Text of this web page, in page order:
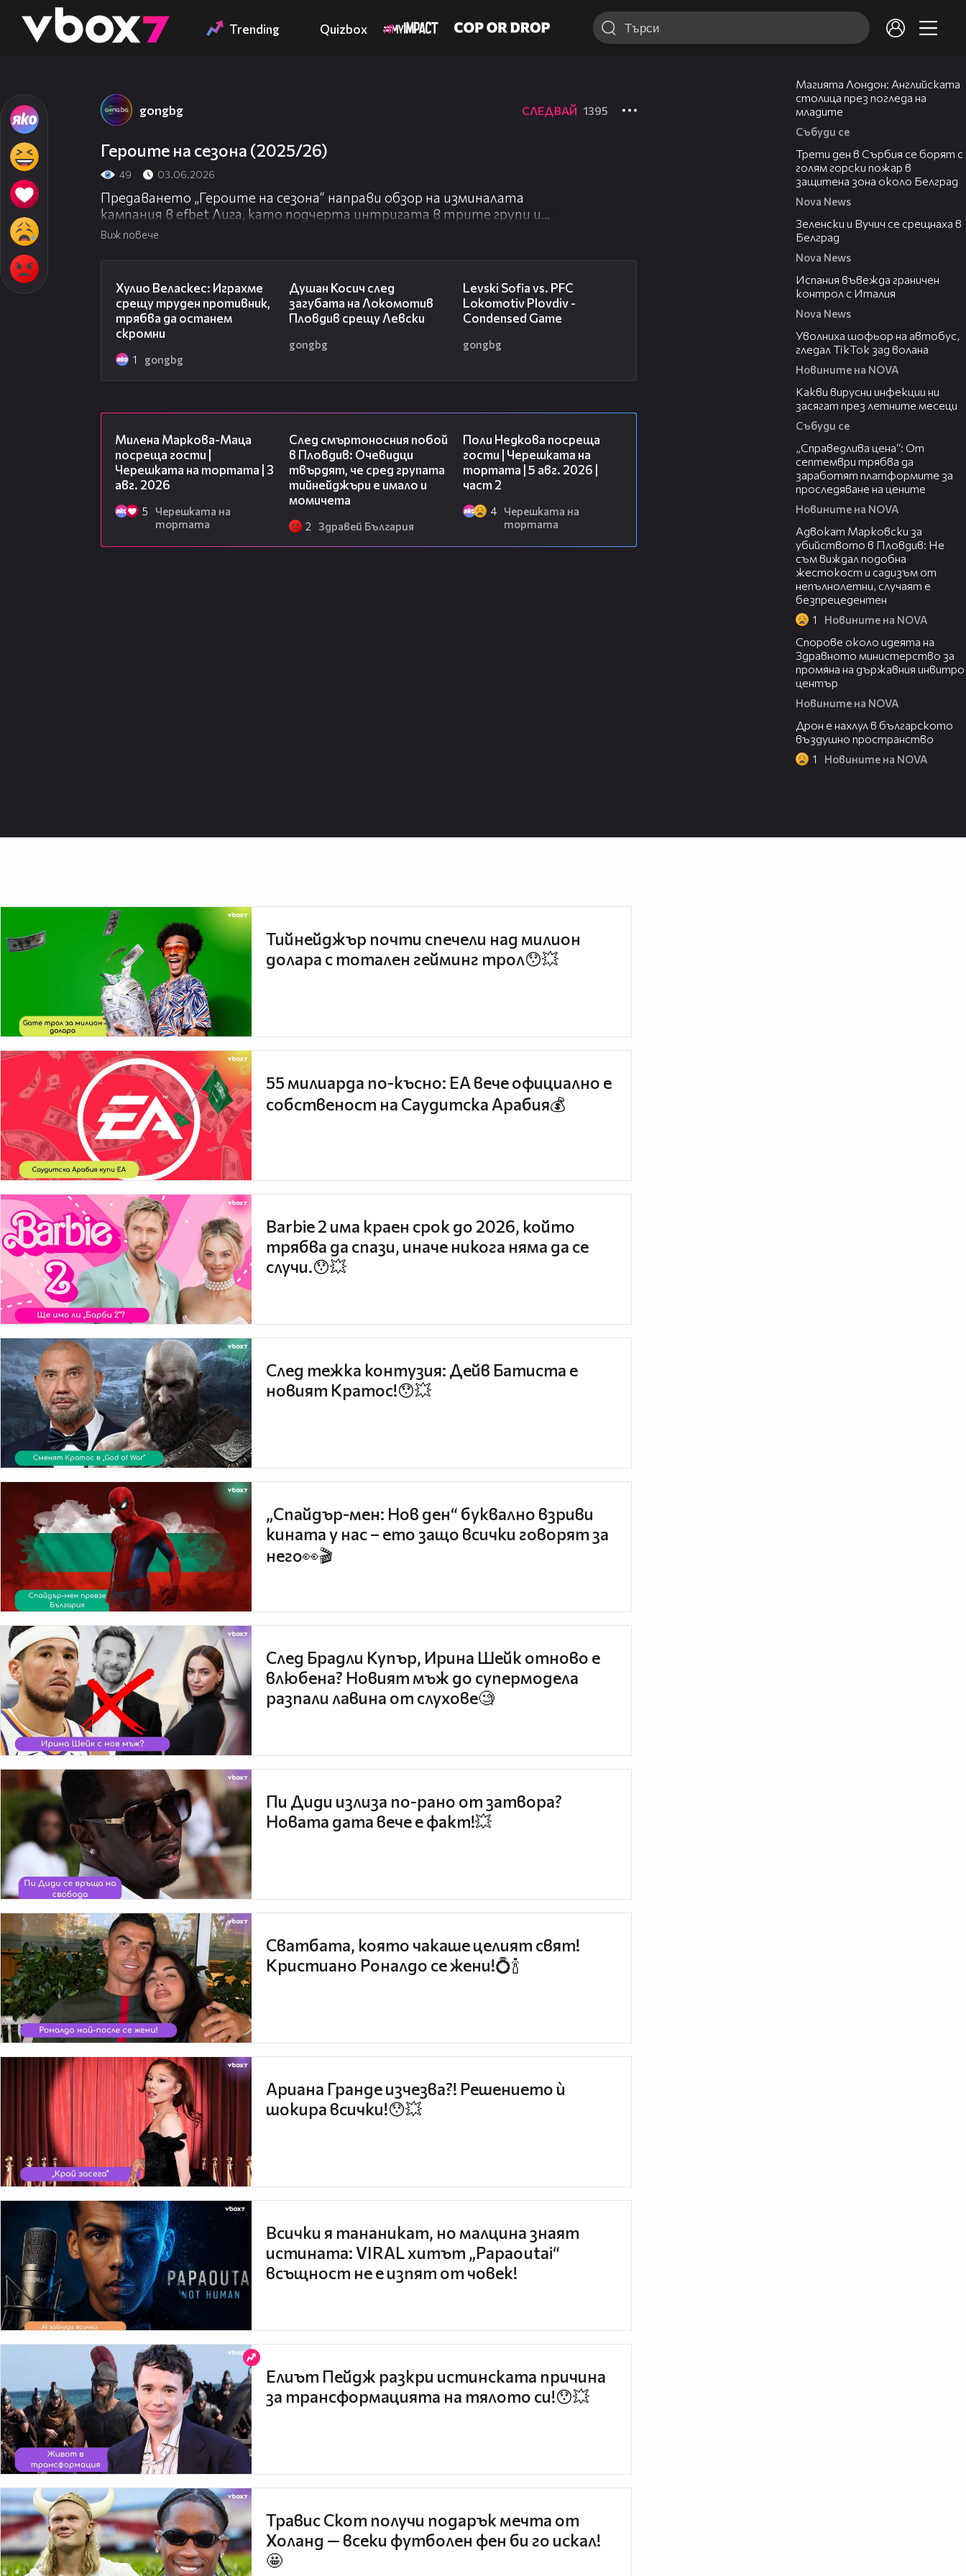
👾 Trending Quizbox
gongbg СЛЕДВАЙ 1395
Героите на сезона (2025/26)
49 03.06.2026
Предаването „Героите на сезона“ направи обзор на изминалата
кампания в efbet Лига, като подчерта интригата в трите групи и
отличи Левски като напълно заслужил шампион, наред с
В студиото бяха обсъдени най-впечатляващите футболисти по
постове – вратари , защитници, халфове и нападатели .
Накрая бяха обявени треньорът на сезона Хулио Веласкес и
идеалният отбор (4-2-3-1), като разговорът завърши с оптимизъм
за по-силна следваща кампания и пожелание за успех на националния
Виж повече
Хулио Веласкес: Играхме
срещу труден противник,
трябва да останем
скромни
1 gongbg
Душан Косич след
загубата на Локомотив
Пловдив срещу Левски
gongbg
Levski Sofia vs. PFC
Lokomotiv Plovdiv -
Condensed Game
gongbg
Милена Маркова-Маца
посреща гости |
Черешката на тортата | 3
авг. 2026
5
Черешката на
тортата
След смъртоносния побой
в Пловдив: Очевидци
твърдят, че сред групата
тийнейджъри е имало и
момичета
2 Здравей България
Поли Недкова посреща
гости | Черешката на
тортата | 5 авг. 2026 |
част 2
4
Черешката на
тортата
Магията Лондон: Английската
столица през погледа на
младите
Събуди се
Трети ден в Сърбия се борят с
голям горски пожар в
защитена зона около Белград
Nova News
Зеленски и Вучич се срещнаха в
Белград
Nova News
Испания въвежда граничен
контрол с Италия
Nova News
Уволниха шофьор на автобус,
гледал TikTok зад волана
Новините на NOVA
Какви вирусни инфекции ни
засягат през летните месеци
Събуди се
„Справедлива цена“: От
септември трябва да
заработят платформите за
проследяване на цените
Новините на NOVA
Адвокат Марковски за
убийството в Пловдив: Не
съм виждал подобна
жестокост и садизъм от
непълнолетни, случаят е
безпрецедентен
1 Новините на NOVA
Спорове около идеята на
Здравното министерство за
промяна на държавния инвитро
център
Новините на NOVA
Дрон е нахлул в българското
въздушно пространство
1 Новините на NOVA
Тийнейджър почти спечели над милион
долара с тотален гейминг трол😯💥
55 милиарда по-късно: EA вече официално е
собственост на Саудитска Арабия💰
Barbie 2 има краен срок до 2026, който
трябва да спази, иначе никога няма да се
случи.😯💥
След тежка контузия: Дейв Батиста е
новият Кратос!😯💥
„Спайдър-мен: Нов ден“ буквално взриви
кината у нас – ето защо всички говорят за
него👀🎬
След Брадли Купър, Ирина Шейк отново е
влюбена? Новият мъж до супермодела
разпали лавина от слухове🧐
Пи Диди излиза по-рано от затвора?
Новата дата вече е факт!💥
Сватбата, която чакаше целият свят!
Кристиано Роналдо се жени!💍🍾
Ариана Гранде изчезва?! Решението ѝ
шокира всички!😯💥
Всички я тананикат, но малцина знаят
истината: VIRAL хитът „Papaoutai“
всъщност не е изпят от човек!
Елиът Пейдж разкри истинската причина
за трансформацията на тялото си!😯💥
Травис Скот получи подарък мечта от
Холанд — всеки футболен фен би го искал!
🤩